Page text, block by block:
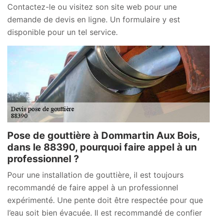
Contactez-le ou visitez son site web pour une
demande de devis en ligne. Un formulaire y est
disponible pour un tel service.
Pose de gouttière à Dommartin Aux Bois,
dans le 88390, pourquoi faire appel à un
professionnel ?
Pour une installation de gouttière, il est toujours
recommandé de faire appel à un professionnel
expérimenté. Une pente doit être respectée pour que
l’eau soit bien évacuée. Il est recommandé de confier